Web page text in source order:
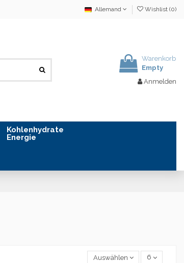
Allemand Wishlist (0)
Warenkorb
Empty
Anmelden
Kohlenhydrate
Energie
Auswählen 6